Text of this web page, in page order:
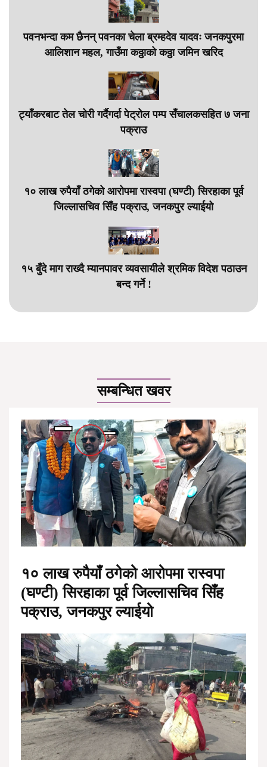
पवनभन्दा कम छैनन् पवनका चेला ब्रम्हदेव यादवः जनकपुरमा
आलिशान महल, गाउँमा कठ्ठाको कठ्ठा जमिन खरिद
ट्याँकरबाट तेल चोरी गर्दैगर्दा पेट्रोल पम्प सँचालकसहित ७ जना
पक्राउ
१० लाख रुपैयाँ ठगेको आरोपमा रास्वपा (घण्टी) सिरहाका पूर्व
जिल्लासचिव सिँह पक्राउ, जनकपुर ल्याईयो
१५ बुँदे माग राख्दै म्यानपावर व्यवसायीले श्रमिक विदेश पठाउन
बन्द गर्ने !
सम्बन्धित खवर
१० लाख रुपैयाँ ठगेको आरोपमा रास्वपा
(घण्टी) सिरहाका पूर्व जिल्लासचिव सिँह
पक्राउ, जनकपुर ल्याईयो